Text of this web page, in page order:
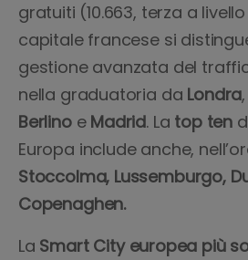
gratuiti (10.663, terza a
capitale francese si
gestione avanzata del
nella graduatoria da Londra,
Berlinoe Madrid. La top ten
Europa include anche,
Stoccolma, Lussemburgo,
Copenaghen.
La Smart City europea più